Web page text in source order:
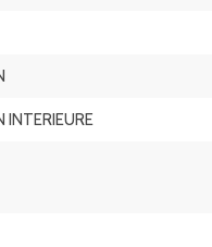
INTERIEURE